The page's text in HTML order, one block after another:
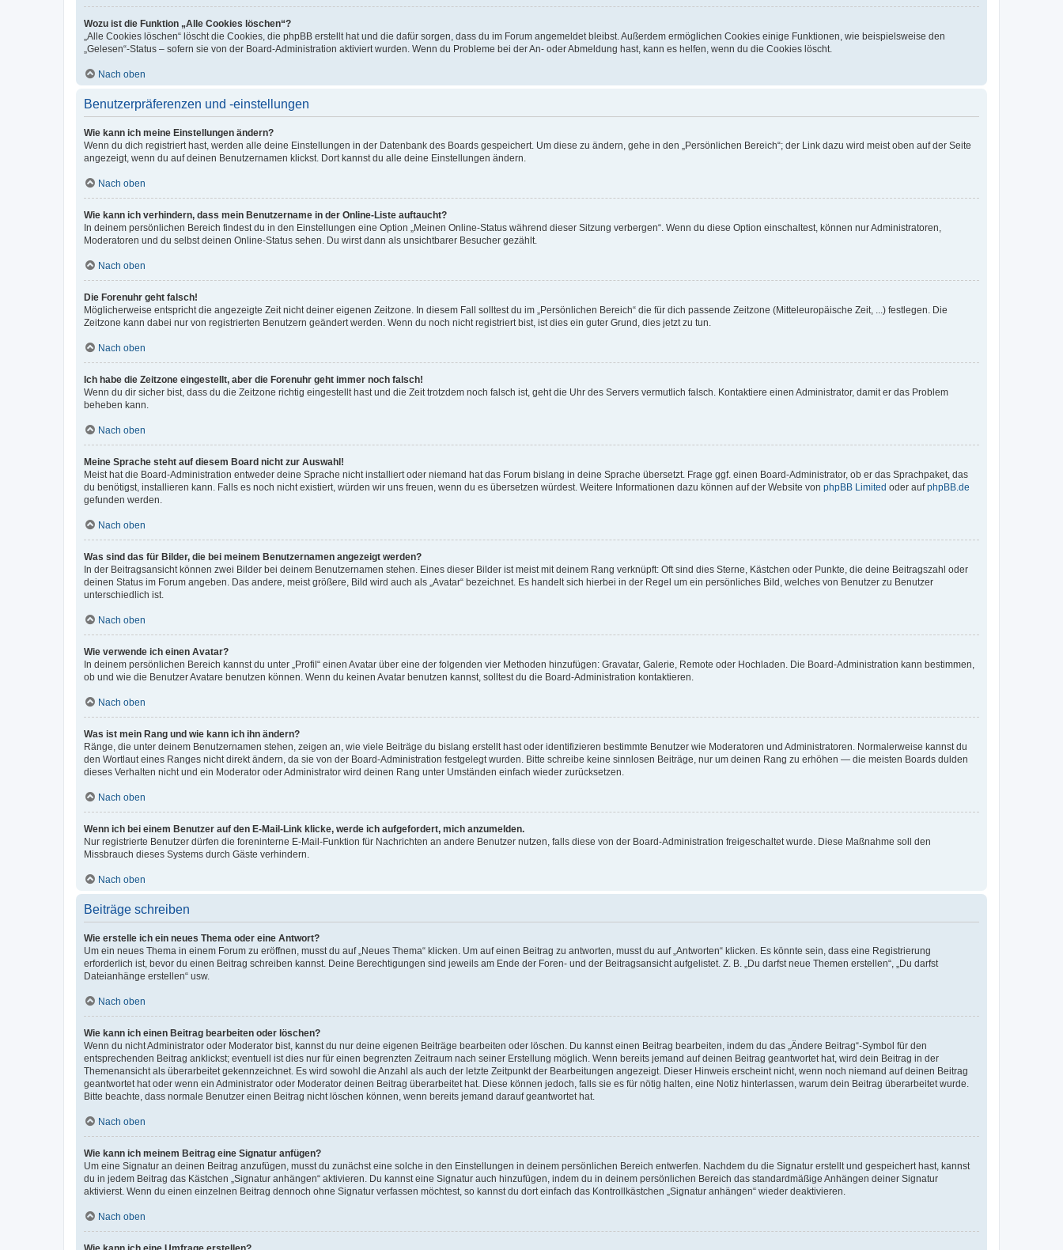
Wozu ist die Funktion „Alle Cookies löschen“?
„Alle Cookies löschen“ löscht die Cookies, die phpBB erstellt hat und die dafür sorgen, dass du im Forum angemeldet bleibst. Außerdem ermöglichen Cookies einige Funktionen, wie beispielsweise den
„Gelesen“-Status – sofern sie von der Board-Administration aktiviert wurden. Wenn du Probleme bei der An- oder Abmeldung hast, kann es helfen, wenn du die Cookies löscht.
Nach oben
Benutzerpräferenzen und -einstellungen
Wie kann ich meine Einstellungen ändern?
Wenn du dich registriert hast, werden alle deine Einstellungen in der Datenbank des Boards gespeichert. Um diese zu ändern, gehe in den „Persönlichen Bereich“; der Link dazu wird meist oben auf der Seite
angezeigt, wenn du auf deinen Benutzernamen klickst. Dort kannst du alle deine Einstellungen ändern.
Nach oben
Wie kann ich verhindern, dass mein Benutzername in der Online-Liste auftaucht?
In deinem persönlichen Bereich findest du in den Einstellungen eine Option „Meinen Online-Status während dieser Sitzung verbergen“. Wenn du diese Option einschaltest, können nur Administratoren,
Moderatoren und du selbst deinen Online-Status sehen. Du wirst dann als unsichtbarer Besucher gezählt.
Nach oben
Die Forenuhr geht falsch!
Möglicherweise entspricht die angezeigte Zeit nicht deiner eigenen Zeitzone. In diesem Fall solltest du im „Persönlichen Bereich“ die für dich passende Zeitzone (Mitteleuropäische Zeit, ...) festlegen. Die
Zeitzone kann dabei nur von registrierten Benutzern geändert werden. Wenn du noch nicht registriert bist, ist dies ein guter Grund, dies jetzt zu tun.
Nach oben
Ich habe die Zeitzone eingestellt, aber die Forenuhr geht immer noch falsch!
Wenn du dir sicher bist, dass du die Zeitzone richtig eingestellt hast und die Zeit trotzdem noch falsch ist, geht die Uhr des Servers vermutlich falsch. Kontaktiere einen Administrator, damit er das Problem
beheben kann.
Nach oben
Meine Sprache steht auf diesem Board nicht zur Auswahl!
Meist hat die Board-Administration entweder deine Sprache nicht installiert oder niemand hat das Forum bislang in deine Sprache übersetzt. Frage ggf. einen Board-Administrator, ob er das Sprachpaket, das
du benötigst, installieren kann. Falls es noch nicht existiert, würden wir uns freuen, wenn du es übersetzen würdest. Weitere Informationen dazu können auf der Website von phpBB Limited oder aufphpBB.de
gefunden werden.
Nach oben
Was sind das für Bilder, die bei meinem Benutzernamen angezeigt werden?
In der Beitragsansicht können zwei Bilder bei deinem Benutzernamen stehen. Eines dieser Bilder ist meist mit deinem Rang verknüpft: Oft sind dies Sterne, Kästchen oder Punkte, die deine Beitragszahl oder
deinen Status im Forum angeben. Das andere, meist größere, Bild wird auch als „Avatar“ bezeichnet. Es handelt sich hierbei in der Regel um ein persönliches Bild, welches von Benutzer zu Benutzer
unterschiedlich ist.
Nach oben
Wie verwende ich einen Avatar?
In deinem persönlichen Bereich kannst du unter „Profil“ einen Avatar über eine der folgenden vier Methoden hinzufügen: Gravatar, Galerie, Remote oder Hochladen. Die Board-Administration kann bestimmen,
ob und wie die Benutzer Avatare benutzen können. Wenn du keinen Avatar benutzen kannst, solltest du die Board-Administration kontaktieren.
Nach oben
Was ist mein Rang und wie kann ich ihn ändern?
Ränge, die unter deinem Benutzernamen stehen, zeigen an, wie viele Beiträge du bislang erstellt hast oder identifizieren bestimmte Benutzer wie Moderatoren und Administratoren. Normalerweise kannst du
den Wortlaut eines Ranges nicht direkt ändern, da sie von der Board-Administration festgelegt wurden. Bitte schreibe keine sinnlosen Beiträge, nur um deinen Rang zu erhöhen — die meisten Boards dulden
dieses Verhalten nicht und ein Moderator oder Administrator wird deinen Rang unter Umständen einfach wieder zurücksetzen.
Nach oben
Wenn ich bei einem Benutzer auf den E-Mail-Link klicke, werde ich aufgefordert, mich anzumelden.
Nur registrierte Benutzer dürfen die foreninterne E-Mail-Funktion für Nachrichten an andere Benutzer nutzen, falls diese von der Board-Administration freigeschaltet wurde. Diese Maßnahme soll den
Missbrauch dieses Systems durch Gäste verhindern.
Nach oben
Beiträge schreiben
Wie erstelle ich ein neues Thema oder eine Antwort?
Um ein neues Thema in einem Forum zu eröffnen, musst du auf „Neues Thema“ klicken. Um auf einen Beitrag zu antworten, musst du auf „Antworten“ klicken. Es könnte sein, dass eine Registrierung
erforderlich ist, bevor du einen Beitrag schreiben kannst. Deine Berechtigungen sind jeweils am Ende der Foren- und der Beitragsansicht aufgelistet. Z. B. „Du darfst neue Themen erstellen“, „Du darfst
Dateianhänge erstellen“ usw.
Nach oben
Wie kann ich einen Beitrag bearbeiten oder löschen?
Wenn du nicht Administrator oder Moderator bist, kannst du nur deine eigenen Beiträge bearbeiten oder löschen. Du kannst einen Beitrag bearbeiten, indem du das „Ändere Beitrag“-Symbol für den
entsprechenden Beitrag anklickst; eventuell ist dies nur für einen begrenzten Zeitraum nach seiner Erstellung möglich. Wenn bereits jemand auf deinen Beitrag geantwortet hat, wird dein Beitrag in der
Themenansicht als überarbeitet gekennzeichnet. Es wird sowohl die Anzahl als auch der letzte Zeitpunkt der Bearbeitungen angezeigt. Dieser Hinweis erscheint nicht, wenn noch niemand auf deinen Beitrag
geantwortet hat oder wenn ein Administrator oder Moderator deinen Beitrag überarbeitet hat. Diese können jedoch, falls sie es für nötig halten, eine Notiz hinterlassen, warum dein Beitrag überarbeitet wurde.
Bitte beachte, dass normale Benutzer einen Beitrag nicht löschen können, wenn bereits jemand darauf geantwortet hat.
Nach oben
Wie kann ich meinem Beitrag eine Signatur anfügen?
Um eine Signatur an deinen Beitrag anzufügen, musst du zunächst eine solche in den Einstellungen in deinem persönlichen Bereich entwerfen. Nachdem du die Signatur erstellt und gespeichert hast, kannst
du in jedem Beitrag das Kästchen „Signatur anhängen“ aktivieren. Du kannst eine Signatur auch hinzufügen, indem du in deinem persönlichen Bereich das standardmäßige Anhängen deiner Signatur
aktivierst. Wenn du einen einzelnen Beitrag dennoch ohne Signatur verfassen möchtest, so kannst du dort einfach das Kontrollkästchen „Signatur anhängen“ wieder deaktivieren.
Nach oben